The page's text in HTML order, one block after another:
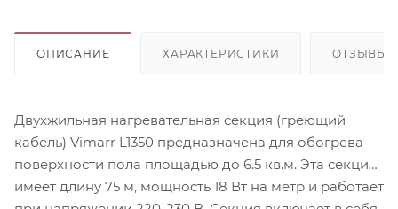
ОПИСАНИЕ ХАРАКТЕРИСТИКИ ОТЗЫВЫ
Двухжильная нагревательная секция (греющий
кабель) Vimarr L1350 предназначена для обогрева
поверхности пола площадью до 6.5 кв.м. Эта секция
имеет длину 75 м, мощность 18 Вт на метр и работает